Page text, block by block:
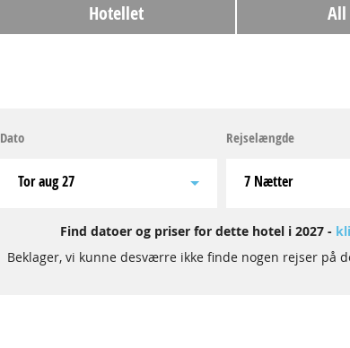
Hotellet All
Dato
tor aug 27
Rejselængde
7 Nætter
Find datoer og priser for dette hotel i 2027 -
Beklager, vi kunne desværre ikke finde nogen rejser på